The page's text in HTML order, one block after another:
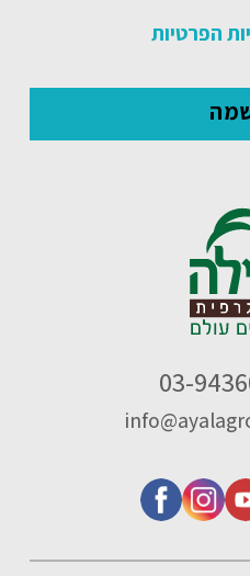
הפרטיות
03-